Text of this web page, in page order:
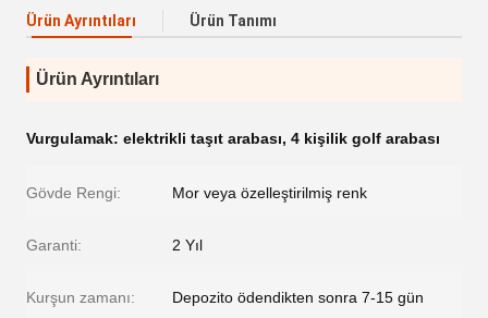
Ürün Ayrıntıları Ürün Tanımı
Ürün Ayrıntıları
Vurgulamak: elektrikli taşıt arabası, 4 kişilik golf arabası
Gövde Rengi: Mor veya özelleştirilmiş renk
Garanti: 2 Yıl
Kurşun zamanı: Depozito ödendikten sonra 7-15 gün